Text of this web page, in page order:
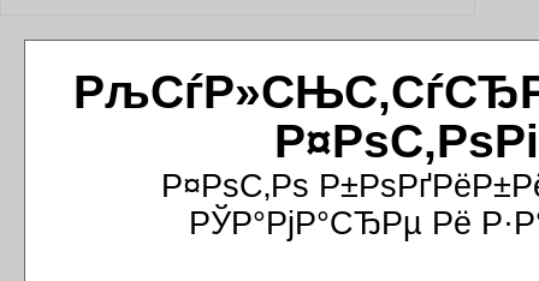
Р¤РѕС‚Рѕ
РЎР°РјР°СЂРµ Рё